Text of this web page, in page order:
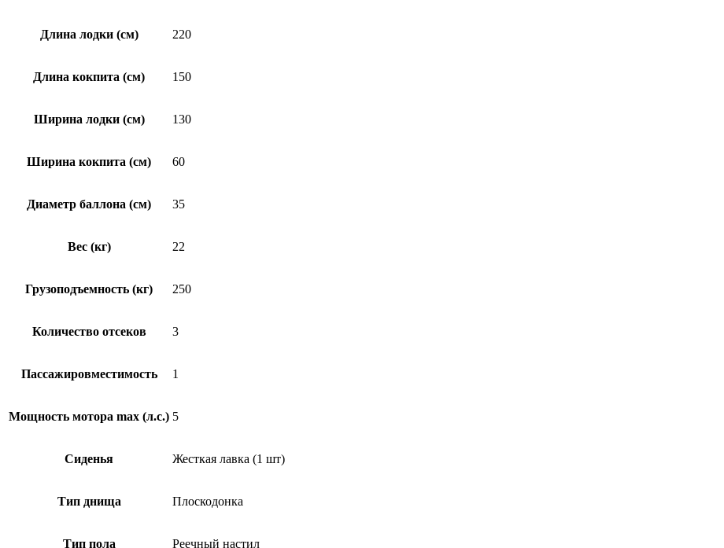
Длина лодки (см) 220
Длина кокпита (см) 150
Ширина лодки (см) 130
Ширина кокпита (см) 60
Диаметр баллона (см) 35
Вес (кг) 22
Грузоподъемность (кг) 250
Количество отсеков 3
Пассажировместимость 1
Мощность мотора max (л.с.) 5
Сиденья Жесткая лавка (1 шт)
Тип днища Плоскодонка
Тип пола Реечный настил